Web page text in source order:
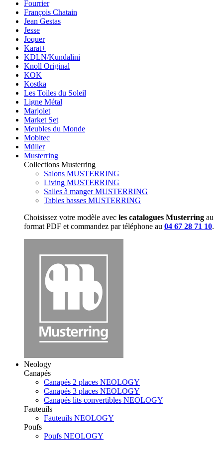
Fourrier
François Chatain
Jean Gestas
Jesse
Joquer
Karat+
KDLN/Kundalini
Knoll Original
KOK
Kostka
Les Toiles du Soleil
Ligne Métal
Marjolet
Market Set
Meubles du Monde
Mobitec
Müller
Musterring
Collections Musterring
Salons MUSTERRING
Living MUSTERRING
Salles à manger MUSTERRING
Tables basses MUSTERRING
Choisissez votre modèle avec les catalogues Musterring au
format PDF et commandez par téléphone au 04 67 28 71 10.
Neology
Canapés
Canapés 2 places NEOLOGY
Canapés 3 places NEOLOGY
Canapés lits convertibles NEOLOGY
Fauteuils
Fauteuils NEOLOGY
Poufs
Poufs NEOLOGY